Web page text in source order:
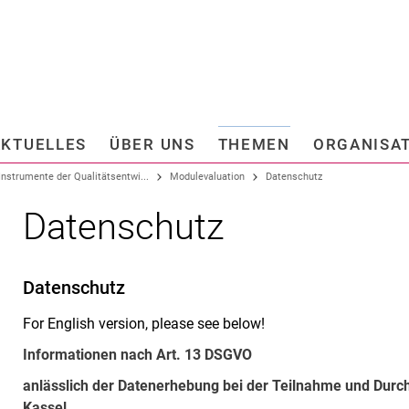
ÜBER UNS THEMEN
und
und Marketing
Beauftragte
Weitere Anlaufstellen
Instrumente der Qualitätsentwi... Modulevaluation Datenschutz
Datenschutz
Datenschutz
For English version, please see below!
Informationen nach Art. 13 DSGVO
anlässlich der Datenerhebung bei der Teilnahme und